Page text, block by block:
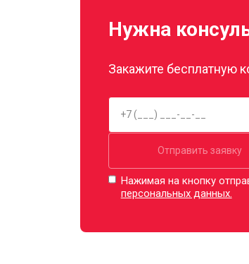
Нужна
Закажите бесплатную
Отправить заявку
Нажимая на кнопку
персональных данных.